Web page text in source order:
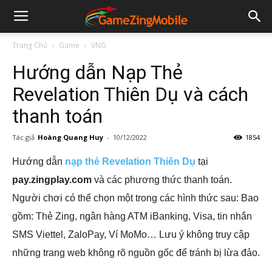
Trang Chủ Game VNG
Hướng dẫn Nạp Thẻ
Revelation Thiên Dụ và cách
thanh toán
Tác giả Hoàng Quang Huy - 10/12/2022 1854
Hướng dẫn nạp thẻ Revelation Thiên Dụ tại
pay.zingplay.com và các phương thức thanh toán.
Người chơi có thể chọn một trong các hình thức sau: Bao
gồm: Thẻ Zing, ngân hàng ATM iBanking, Visa, tin nhắn
SMS Viettel, ZaloPay, Ví MoMo… Lưu ý không truy cập
những trang web không rõ nguồn gốc để tránh bị lừa đảo.